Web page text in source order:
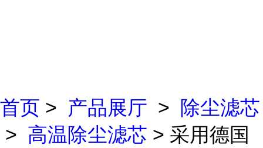
首页 > 产品展厅 >
除尘滤芯
> 高温除尘滤芯 > 采用德国